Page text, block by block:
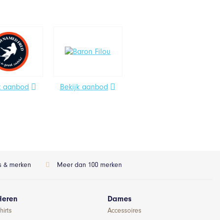
aanbod Bekijk aanbod
& merken Meer dan 100 merken
Dames
Accessoires